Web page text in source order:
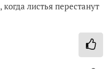
когда листья перестанут